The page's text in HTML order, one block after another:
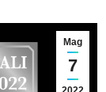
Mag
7